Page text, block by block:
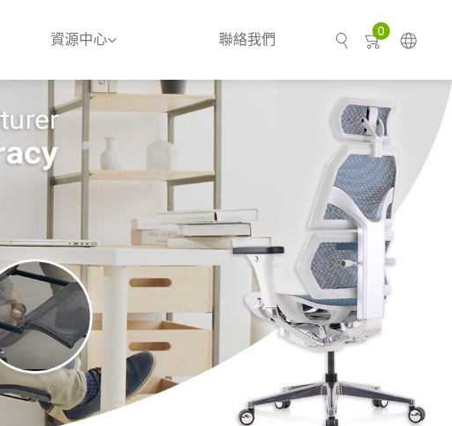
資源中心 聯絡我們 0
搜尋